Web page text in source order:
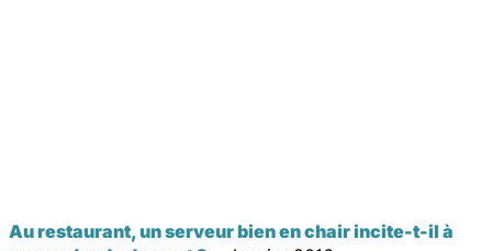
Au restaurant, un serveur bien en chair incite-t-il à